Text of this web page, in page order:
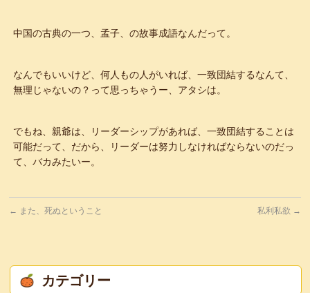
中国の古典の一つ、孟子、の故事成語なんだって。
なんでもいいけど、何人もの人がいれば、一致団結するなんて、
無理じゃないの？って思っちゃうー、アタシは。
でもね、親爺は、リーダーシップがあれば、一致団結することは
可能だって、だから、リーダーは努力しなければならないのだっ
て、バカみたいー。
← また、死ぬということ 私利私欲 →
カテゴリー